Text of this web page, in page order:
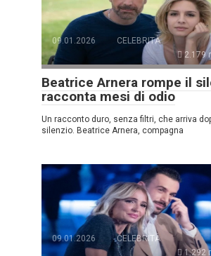
09.01.2026
CELEBRITÀ
2.179
Beatrice Arnera rompe il
racconta mesi di odio
Un racconto duro, senza filtri, che arriva
silenzio. Beatrice Arnera, compagna
09.01.2026
CELEBRITÀ
1.292